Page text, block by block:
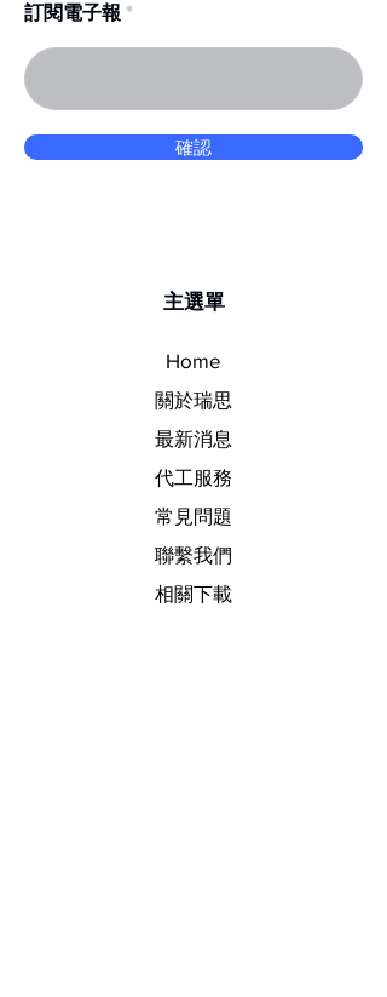
訂閱電子報
確認
​主選單
Home
關於瑞思
最新消息
代工服務
常見問題
聯繫我們
相關下載